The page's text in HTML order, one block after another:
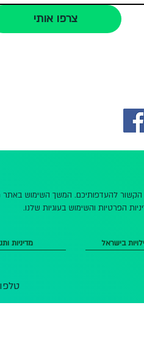
צרפו אותי
הקשור להעדפותיכם. המשך השימוש
הפרטיות והשימוש בעוגיות שלנו.
מדיניות בישראל
טלפון